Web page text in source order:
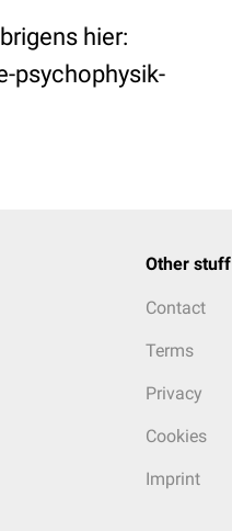
hier:
psychophysik-
Other stuff
Contact
Terms
Privacy
Cookies
Imprint